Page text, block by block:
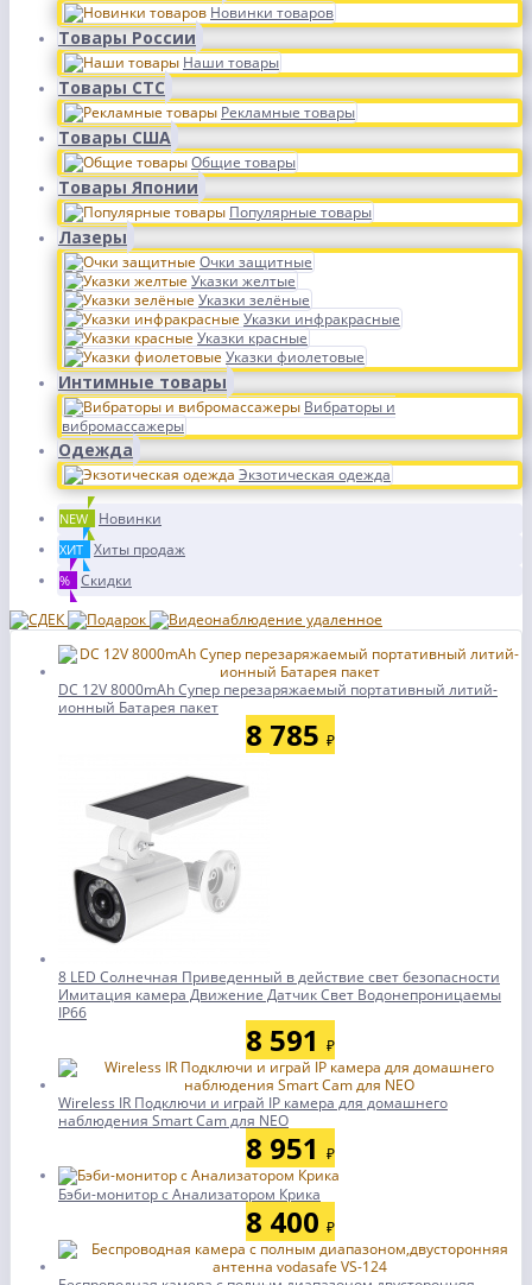
Новинки товаров
Товары России
Наши товары
Товары СТС
Рекламные товары
Товары США
Общие товары
Товары Японии
Популярные товары
Лазеры
Очки защитные
Указки желтые
Указки зелёные
Указки инфракрасные
Указки красные
Указки фиолетовые
Интимные товары
Вибраторы и
вибромассажеры
Одежда
Экзотическая одежда
NEW Новинки
ХИТ Хиты продаж
% Скидки
DC 12V 8000mAh Супер перезаряжаемый портативный литий-
ионный Батарея пакет
8 785 ₽
8 LED Солнечная Приведенный в действие свет безопасности
Имитация камера Движение Датчик Свет Водонепроницаемы
IP66
8 591 ₽
Wireless IR Подключи и играй IP камера для домашнего
наблюдения Smart Cam для NEO
8 951 ₽
Бэби-монитор с Анализатором Крика
8 400 ₽